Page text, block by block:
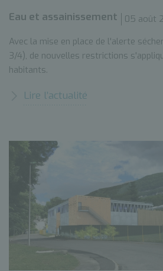
Eau et assainissement
05 août
Avec la mise en place de l'alerte
3/4), de nouvelles restrictions
habitants.
Lire l’actualité